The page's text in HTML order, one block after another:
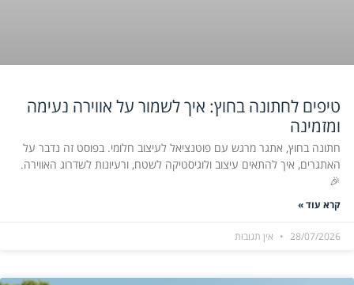
טיפים לחתונה בחוץ: איך לשמור על אווירה נעימה
ומזמינה
חתונה בחוץ, אתגר מרגש עם פוטנציאל לעיצוב חלומי. בפוסט זה נדבר על
האתגרים, איך להתאים עיצוב ולוגיסטיקה לשטח, ורעיונות לשדרוג האווירה.
🎉
קרא עוד »
28/07/2026 אין תגובות